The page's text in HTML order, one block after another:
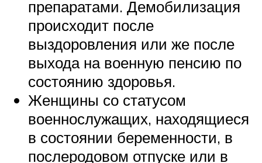
препаратами. Демобилизация
происходит после
выздоровления или же после
выхода на военную пенсию по
состоянию здоровья.
Женщины со статусом
военнослужащих, находящиеся
в состоянии беременности, в
послеродовом отпуске или в